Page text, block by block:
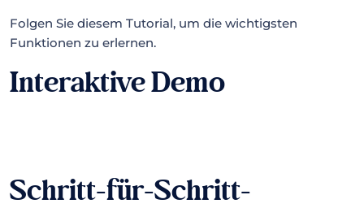
Folgen Sie diesem Tutorial, um die wichtigsten
Funktionen zu erlernen.
Interaktive Demo
Schritt-für-Schritt-